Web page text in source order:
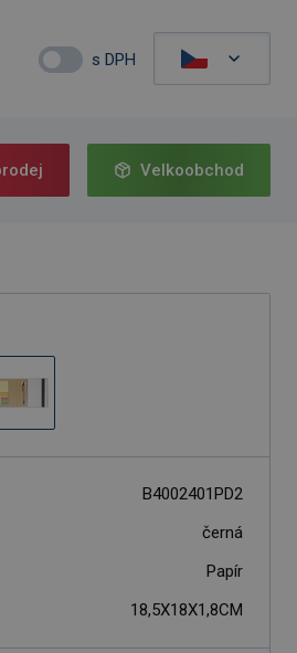
s DPH
Velkoobchod
B4002401PD2
černá
Papír
18,5X18X1,8CM